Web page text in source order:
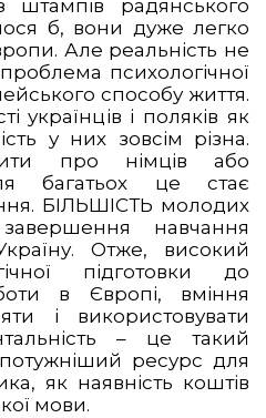
штампів радянського
б, вони дуже легко
Але реальність не
психологічної
способу життя.
українців і поляків як
у них зовсім різна.
про німців або
багатьох це стає
БІЛЬШІСТЬ молодих
навчання
Отже, високий
підготовки до
в Європі, вміння
і використовувати
– це такий
ресурс для
як наявність коштів
мови.